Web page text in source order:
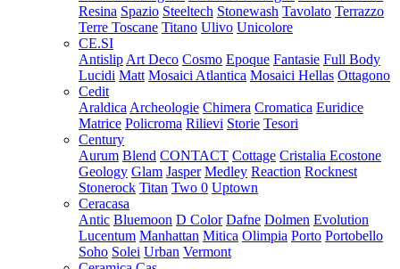
Resina Spazio Steeltech Stonewash Tavolato Terrazzo
Terre Toscane Titano Ulivo Unicolore
CE.SI
Antislip Art Deco Cosmo Epoque Fantasie Full Body
Lucidi Matt Mosaici Atlantica Mosaici Hellas Ottagono
Cedit
Araldica Archeologie Chimera Cromatica Euridice
Matrice Policroma Rilievi Storie Tesori
Century
Aurum Blend CONTACT Cottage Cristalia Ecostone
Geology Glam Jasper Medley Reaction Rocknest
Stonerock Titan Two 0 Uptown
Ceracasa
Antic Bluemoon D Color Dafne Dolmen Evolution
Lucentum Manhattan Mitica Olimpia Porto Portobello
Soho Solei Urban Vermont